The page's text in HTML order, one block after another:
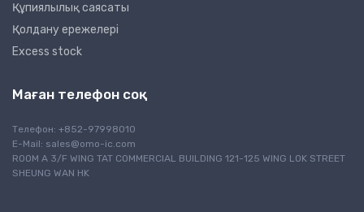
Құпиялылық саясаты
Қолдану ережелері
Excess stock
Маған телефон соқ
Телефон: +852-97998010
E-Mail: sales@omo-ic.com
ROOM A 3/F WING TAT COMMERCIAL BUILDING 121-125 WING LOK STREET
SHEUNG WAN HK